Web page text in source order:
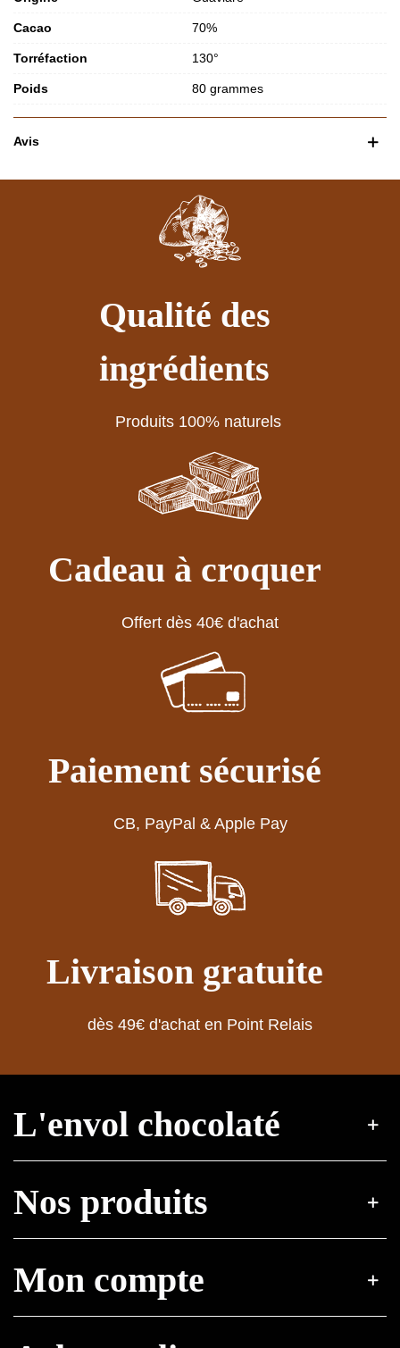
Cacao 70%
Torréfaction 130°
Poids 80 grammes
Avis
Qualité des
ingrédients
Produits 100% naturels
Cadeau à croquer
Offert dès 40€ d'achat
Paiement sécurisé
CB, PayPal & Apple Pay
Livraison gratuite
dès 49€ d'achat en Point Relais
L'envol chocolaté
Nos produits
Mon compte